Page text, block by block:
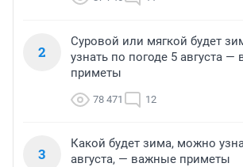
2
Суровой или мягкой будет
узнать по погоде 5 августа
приметы
78 471 12
3
Какой будет зима, можно
августа, — важные приметы